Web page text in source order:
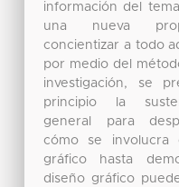
información del
una nueva
concientizar a todo
por medio del
investigación, se
principio la
general para
cómo se involucra
gráfico hasta
diseño gráfico